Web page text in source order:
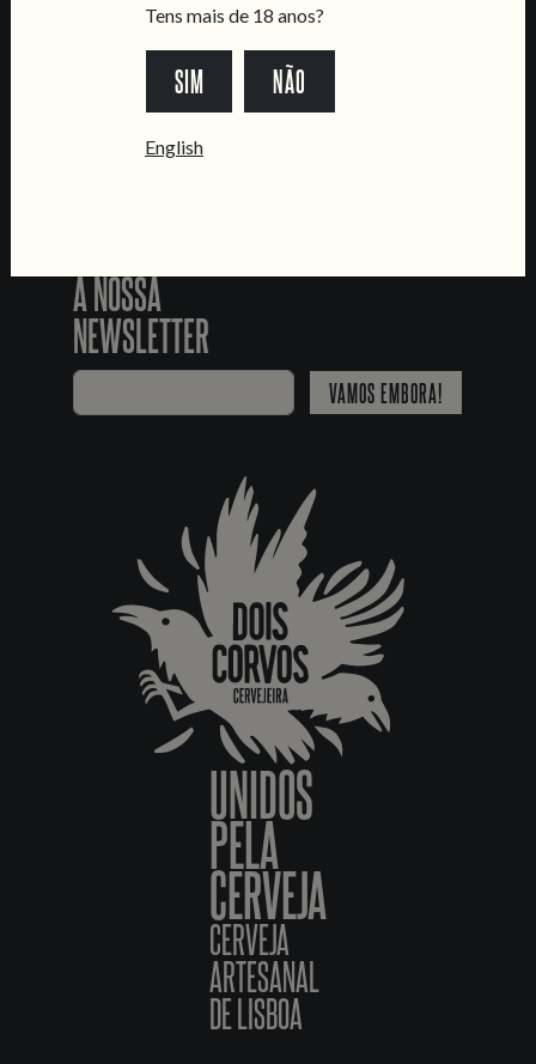
À NOSSA
NEWSLETTER
VAMOS EMBORA!
UNIDOS
PELA
CERVEJA
CERVEJA
ARTESANAL
DE LISBOA
Tens mais de 18 anos?
SIM NÃO
English